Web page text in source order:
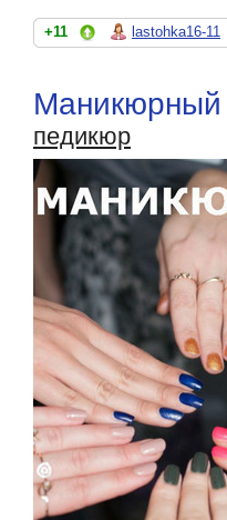
+11 lastohka16-11
педикюр